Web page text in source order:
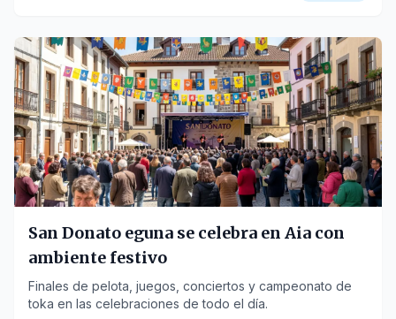
San Donato eguna se celebra en Aia con
ambiente festivo
Finales de pelota, juegos, conciertos y campeonato de
toka en las celebraciones de todo el día.